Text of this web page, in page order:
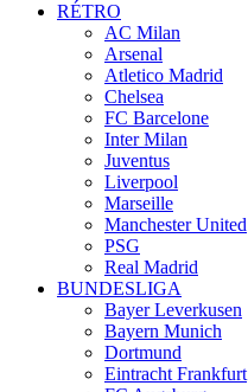
RÉTRO
AC Milan
Arsenal
Atletico Madrid
Chelsea
FC Barcelone
Inter Milan
Juventus
Liverpool
Marseille
Manchester United
PSG
Real Madrid
BUNDESLIGA
Bayer Leverkusen
Bayern Munich
Dortmund
Eintracht Frankfurt